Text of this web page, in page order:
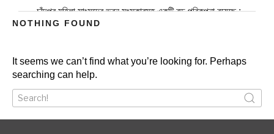
চাঁদপুর মহিলা সাংসদের ভবন সংস্কারসহ একটি বড় পরিকল্পনা রয়েছে :
জেলা প্রশাসক
শাহরাস্তিতে নারীর পেট থেকে ৪ কেজি ৮০০ গ্রামের টিউমার অপসারণ
ফসল থাকবে কোল্ড স্টোরেজে, দাম বাড়লে বিক্রি করবেন কচুয়ার কৃষক
যে ডাকাতিয়ায় লঞ্চ চলত, এখন হেঁটে পার হওয়া যায়!
NOTHING FOUND
It seems we can’t find what you’re looking for. Perhaps
searching can help.
Search
for: